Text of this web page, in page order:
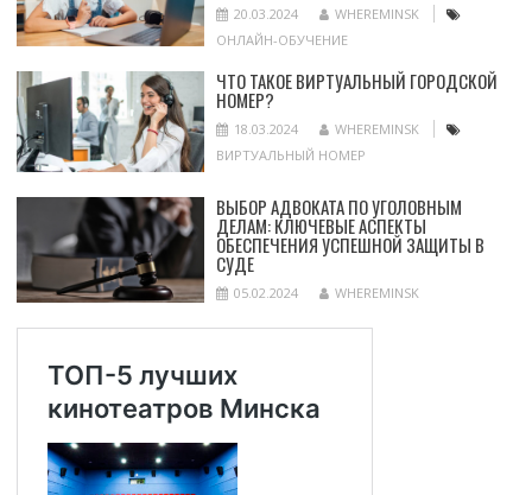
20.03.2024
WHEREMINSK
ОНЛАЙН-ОБУЧЕНИЕ
ЧТО ТАКОЕ ВИРТУАЛЬНЫЙ ГОРОДСКОЙ
НОМЕР?
18.03.2024
WHEREMINSK
ВИРТУАЛЬНЫЙ НОМЕР
ВЫБОР АДВОКАТА ПО УГОЛОВНЫМ
ДЕЛАМ: КЛЮЧЕВЫЕ АСПЕКТЫ
ОБЕСПЕЧЕНИЯ УСПЕШНОЙ ЗАЩИТЫ В
СУДЕ
05.02.2024 WHEREMINSK